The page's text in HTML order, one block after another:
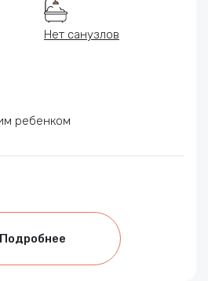
Нет санузлов
ребенком
Подробнее